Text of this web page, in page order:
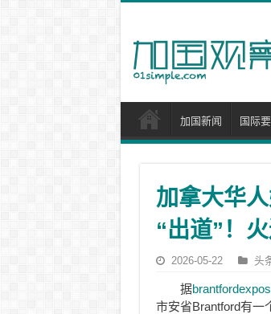
加国新闻 国际
加拿大华
“出道”！
2026-05-22 头
据
市安省Brantford有一